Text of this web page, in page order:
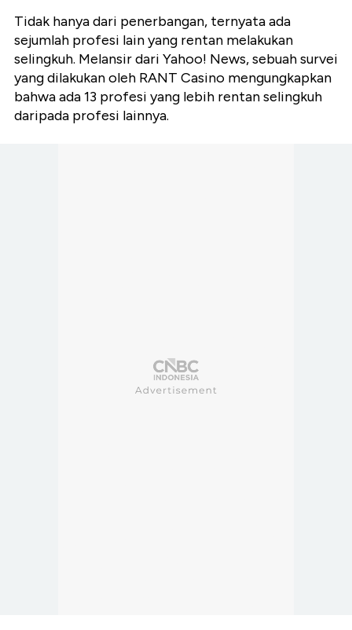
Tidak hanya dari penerbangan, ternyata ada
sejumlah profesi lain yang rentan melakukan
selingkuh. Melansir dari Yahoo! News, sebuah survei
yang dilakukan oleh RANT Casino mengungkapkan
bahwa ada 13 profesi yang lebih rentan selingkuh
daripada profesi lainnya.